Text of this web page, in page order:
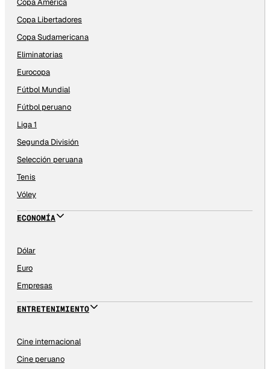
Copa Libertadores
Copa Sudamericana
Eliminatorias
Eurocopa
Fútbol Mundial
Fútbol peruano
Liga 1
Segunda División
Selección peruana
Tenis
Vóley
ECONOMÍA
Dólar
Euro
Empresas
ENTRETENIMIENTO
Cine internacional
Cine peruano